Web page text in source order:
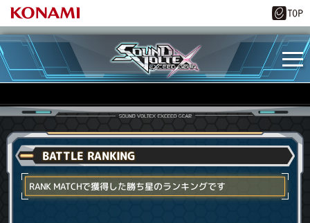
BATTLE RANKING
RANK MATCHで獲得した勝ち星のランキングです